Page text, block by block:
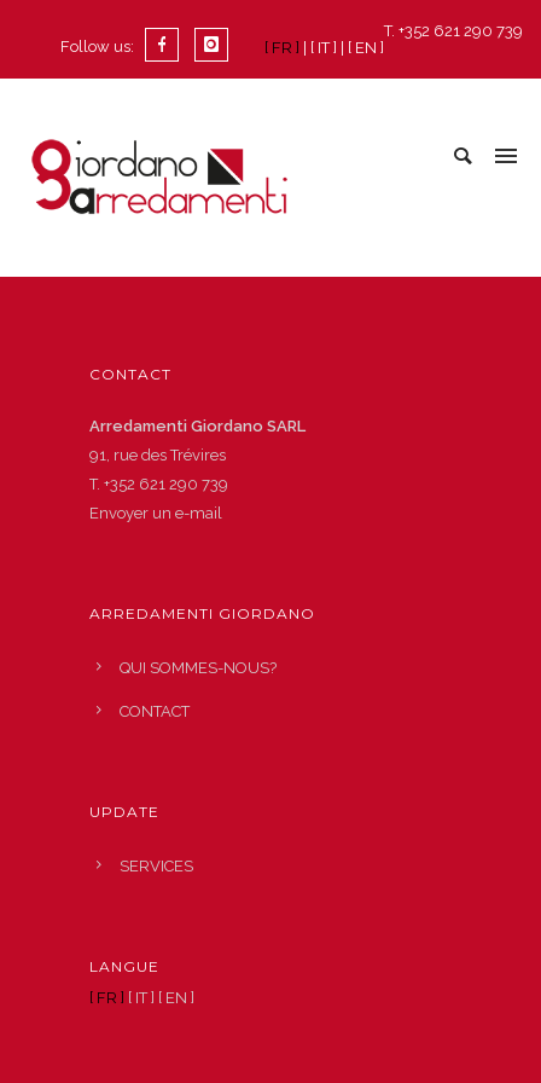
T. +352 621 290 739
[ FR ]
[ IT ] [ EN ]
Follow us:
CONTACT
Arredamenti Giordano SARL
91, rue des Trévires
T. +352 621 290 739
Envoyer un e-mail
ARREDAMENTI GIORDANO
QUI SOMMES-NOUS?
CONTACT
UPDATE
SERVICES
LANGUE
[ FR ] [ IT ] [ EN ]